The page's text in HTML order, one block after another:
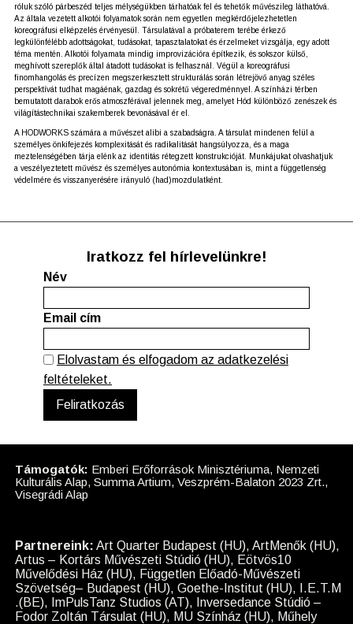
róluk szóló párbeszéd teljes mélységükben tárhatóak fel és tehetők művészileg láthatóvá.
Az általa vezetett alkotói folyamatok során nem egyetlen megkérdőjelezhetetlen
koreográfusi elképzelés érvényesül. Társulatával a próbaterem terébe érkező
legkülönfélébb adottságokat, tudásokat, tapasztalatokat és érzelmeket vizsgálja, egy adott
téma mentén. Alkotói folyamata mindig improvizációra építkezik, és sokszor külső,
meghívott szereplők által átadott tudásokat is felhasznál. Végül a koreográfusi
finomhangolás és precízen megszerkesztett strukturálás során létrejövő anyag széles
perspektívát tudhat magáénak, gazdag és sokrétű végeredménnyel. A színházi térben
bemutatott darabok erős atmoszférával jelennek meg, amelyet Hód különböző zenészek és
világítástechnikai szakemberek bevonásával ér el.
A HODWORKS számára a művészet alibi a szabadságra. A társulat mindenen felül a
személyes önkifejezés komplexitását és radikalitását hangsúlyozza, és a maga
meztelenségében tárja elénk az identitás rétegzett konstrukcióját. Munkájukat olvashatjuk
a veszélyeztetett művész és személyes autonómia kontextusában is, mint a függetlenség
védelmére és visszanyerésére irányuló (had)mozdulatként.
Iratkozz fel hírlevelünkre!
Név
Email cím
Elolvastam és elfogadom az adatkezelési
feltételeket.
Támogatók: Emberi Erőforrások Minisztériuma, Nemzeti
Kulturális Alap, Summa Artium, Veszprém-Balaton 2023 Zrt.,
Visegrádi Alap
Partnereink: Art Quarter Budapest (HU), ArtMenők (HU),
Artus – Kortárs Művészeti Stúdió (HU), Eötvös10
Művelődési Ház (HU), Független Előadó-Művészeti
Szövetség– Budapest (HU), Goethe-Institut (HU), I.E.T.M
.(BE), ImPulsTanz Studios (AT), Inversedance Stúdió –
Fodor Zoltán Társulat (HU), MU Színház (HU), Műhely